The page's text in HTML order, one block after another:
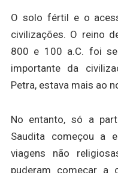
O solo fértil e o
civilizações. O reino
800 e 100 a.C. foi
importante da
Petra, estava mais ao
No entanto, só a
Saudita começou a
viagens não
puderam começar a